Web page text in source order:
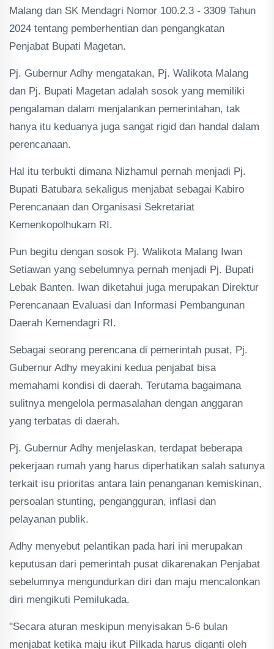
Malang dan SK Mendagri Nomor 100.2.3 - 3309 Tahun
2024 tentang pemberhentian dan pengangkatan
Penjabat Bupati Magetan.
Pj. Gubernur Adhy mengatakan, Pj. Walikota Malang
dan Pj. Bupati Magetan adalah sosok yang memiliki
pengalaman dalam menjalankan pemerintahan, tak
hanya itu keduanya juga sangat rigid dan handal dalam
perencanaan.
Hal itu terbukti dimana Nizhamul pernah menjadi Pj.
Bupati Batubara sekaligus menjabat sebagai Kabiro
Perencanaan dan Organisasi Sekretariat
Kemenkopolhukam RI.
Pun begitu dengan sosok Pj. Walikota Malang Iwan
Setiawan yang sebelumnya pernah menjadi Pj. Bupati
Lebak Banten. Iwan diketahui juga merupakan Direktur
Perencanaan Evaluasi dan Informasi Pembangunan
Daerah Kemendagri RI.
Sebagai seorang perencana di pemerintah pusat, Pj.
Gubernur Adhy meyakini kedua penjabat bisa
memahami kondisi di daerah. Terutama bagaimana
sulitnya mengelola permasalahan dengan anggaran
yang terbatas di daerah.
Pj. Gubernur Adhy menjelaskan, terdapat beberapa
pekerjaan rumah yang harus diperhatikan salah satunya
terkait isu prioritas antara lain penanganan kemiskinan,
persoalan stunting, pengangguran, inflasi dan
pelayanan publik.
Adhy menyebut pelantikan pada hari ini merupakan
keputusan dari pemerintah pusat dikarenakan Penjabat
sebelumnya mengundurkan diri dan maju mencalonkan
diri mengikuti Pemilukada.
"Secara aturan meskipun menyisakan 5-6 bulan
menjabat ketika maju ikut Pilkada harus diganti oleh